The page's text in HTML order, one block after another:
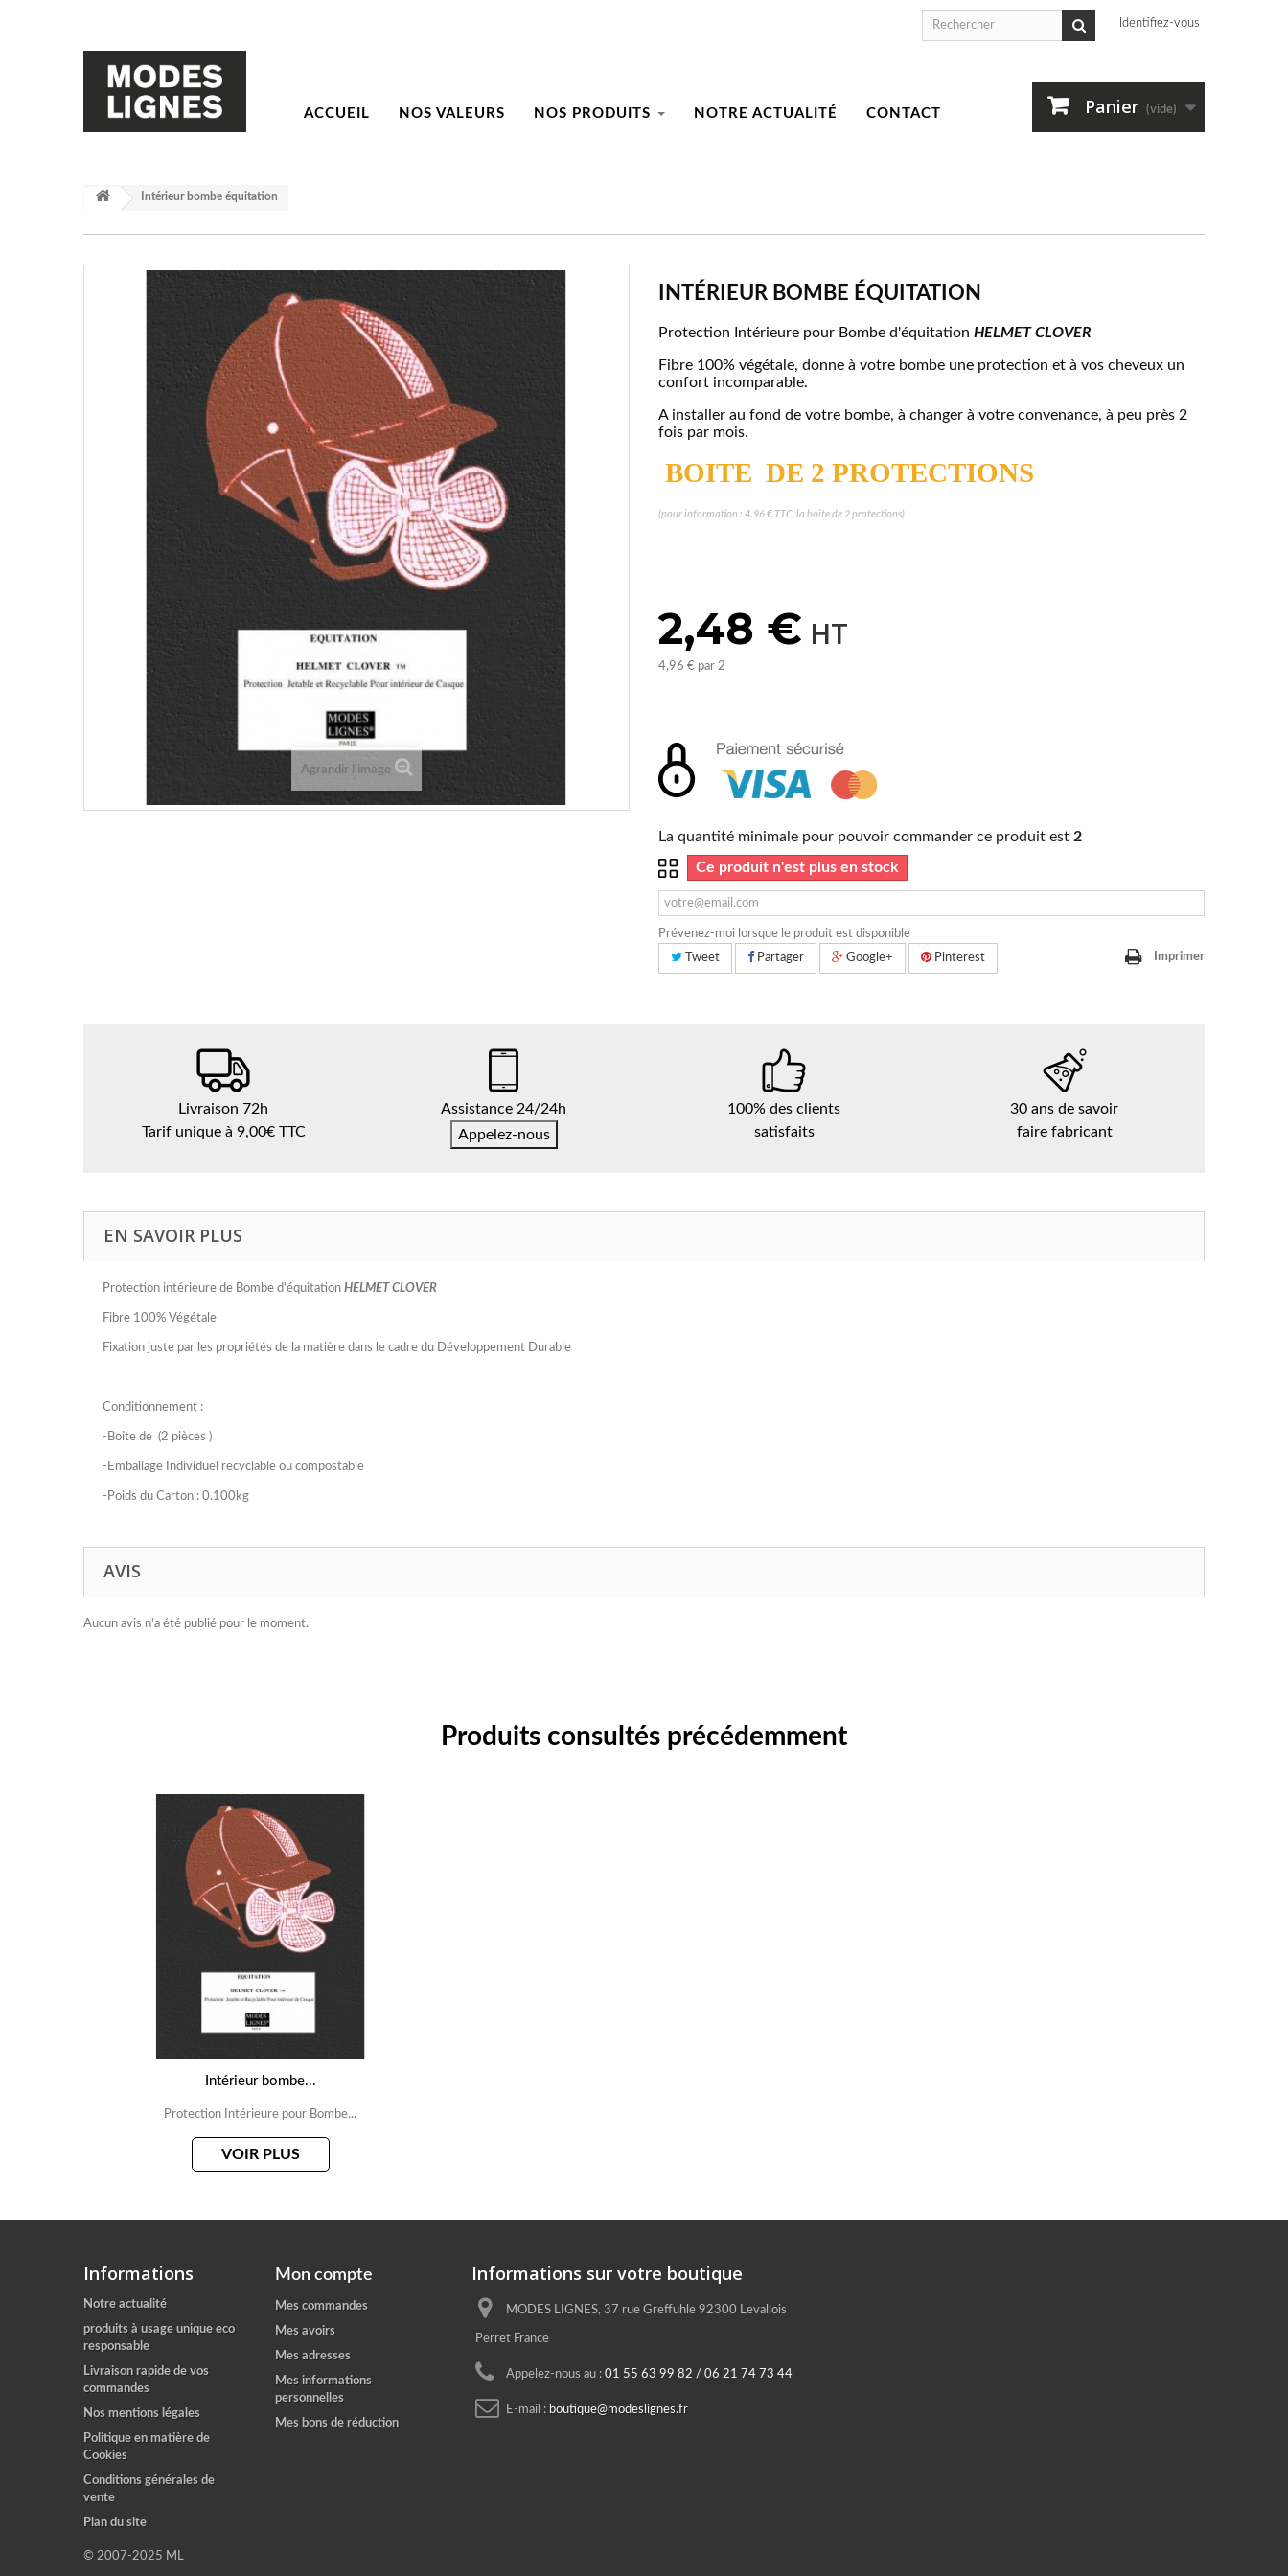
Identifiez-vous
ACCUEIL NOS VALEURS NOS PRODUITS NOTRE ACTUALITÉ CONTACT Panier (vide)
Intérieur bombe équitation
Agrandir l'image
INTÉRIEUR BOMBE ÉQUITATION
Protection Intérieure pour Bombe d'équitation HELMET CLOVER
Fibre 100% végétale, donne à votre bombe une protection et à vos cheveux un
confort incomparable.
A installer au fond de votre bombe, à changer à votre convenance, à peu près 2
fois par mois.
BOITE DE 2 PROTECTIONS
(pour information : 4.96 € TTC la boite de 2 protections)
2,48 € HT
4,96 € par 2
La quantité minimale pour pouvoir commander ce produit est 2
Ce produit n'est plus en stock
Prévenez-moi lorsque le produit est disponible
Tweet
Partager Google+ Pinterest Imprimer
Livraison 72h
Tarif unique à 9,00€ TTC
Assistance 24/24h
Appelez-nous
100% des clients
satisfaits
30 ans de savoir
faire fabricant
EN SAVOIR PLUS
Protection intérieure de Bombe d'équitation HELMET CLOVER
Fibre 100% Végétale
Fixation juste par les propriétés de la matière dans le cadre du Développement Durable
Conditionnement :
-Boite de (2 pièces )
-Emballage Individuel recyclable ou compostable
-Poids du Carton : 0.100kg
AVIS
Aucun avis n'a été publié pour le moment.
Produits consultés précédemment
Intérieur bombe...
Protection Intérieure pour Bombe...
VOIR PLUS
Informations
Notre actualité
produits à usage unique eco
responsable
Livraison rapide de vos
commandes
Nos mentions légales
Politique en matière de
Cookies
Conditions générales de
vente
Plan du site
© 2007-2025 ML
Mon compte
Mes commandes
Mes avoirs
Mes adresses
Mes informations
personnelles
Mes bons de réduction
Informations sur votre boutique
MODES LIGNES, 37 rue Greffuhle 92300 Levallois
Perret France
Appelez-nous au : 01 55 63 99 82 / 06 21 74 73 44
E-mail : boutique@modeslignes.fr